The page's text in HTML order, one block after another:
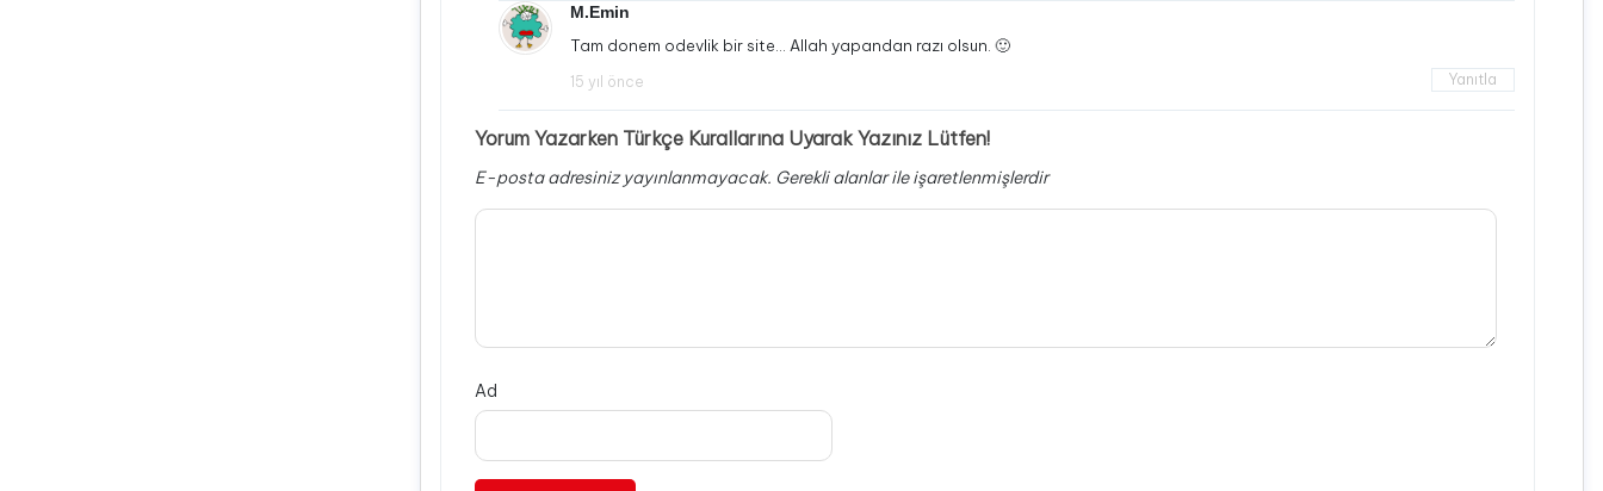
M.Emin
Tam donem odevlik bir site… Allah yapandan razı olsun. 🙂
15 yıl önce Yanıtla
Yorum Yazarken Türkçe Kurallarına Uyarak Yazınız Lütfen!
E-posta adresiniz yayınlanmayacak. Gerekli alanlarile işaretlenmişlerdir
Ad